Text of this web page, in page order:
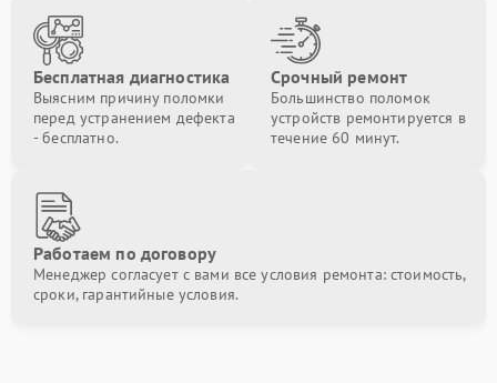
Бесплатная диагностика
Выясним причину поломки
перед устранением дефекта
- бесплатно.
Срочный ремонт
Большинство поломок
устройств ремонтируется в
течение 60 минут.
Работаем по договору
Менеджер согласует с вами все условия ремонта: стоимость,
сроки, гарантийные условия.